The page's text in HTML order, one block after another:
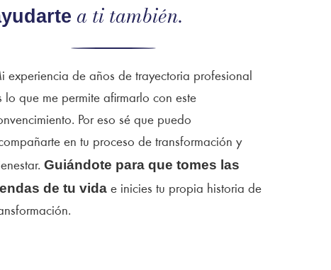
a ti también.
experiencia de años de trayectoria profesional
lo que me permite afirmarlo con este
Por eso sé que puedo
en tu proceso de transformación y
Guiándote para que tomes las
de tu vidae inicies tu propia historia de